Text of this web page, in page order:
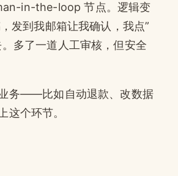
in-the-loop 节点。逻辑变
发到我邮箱让我确认，我点”
多了一道人工审核，但安全
务——比如自动退款、改数据
个环节。